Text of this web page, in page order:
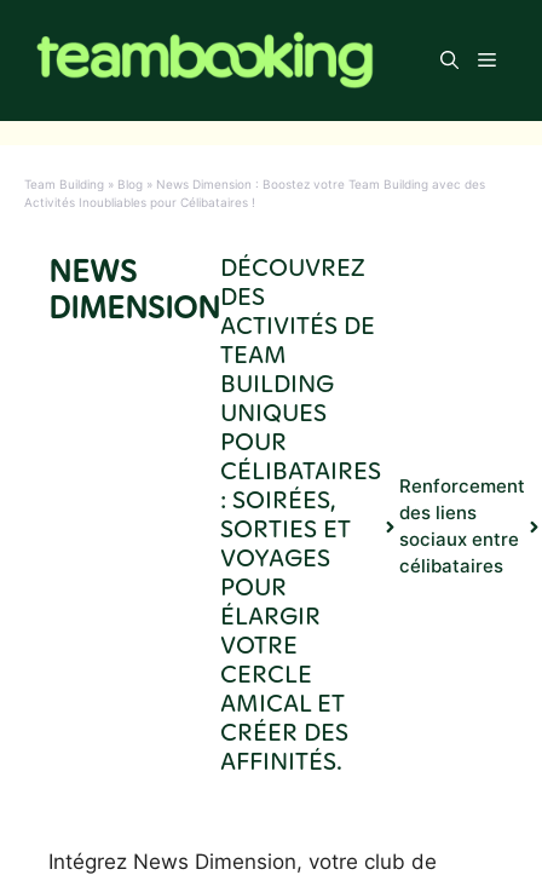
contenu
Menu
Team Building » Blog » News Dimension : Boostez votre Team Building avec des
Activités Inoubliables pour Célibataires !
NEWS
DIMENSION
DÉCOUVREZ
DES
ACTIVITÉS DE
TEAM
BUILDING
UNIQUES
POUR
CÉLIBATAIRES
: SOIRÉES,
SORTIES ET
VOYAGES
POUR
ÉLARGIR
VOTRE
CERCLE
AMICAL ET
CRÉER DES
AFFINITÉS.
Renforcement
des liens
sociaux entre
célibataires
Intégrez News Dimension, votre club de